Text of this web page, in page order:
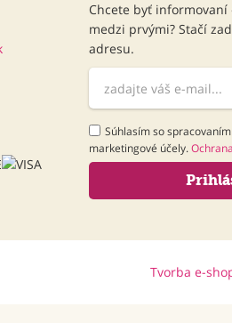
Chcete byť informovaní
medzi prvými? Stačí
adresu.
Súhlasím so
marketingové účely.
Tvorba e-